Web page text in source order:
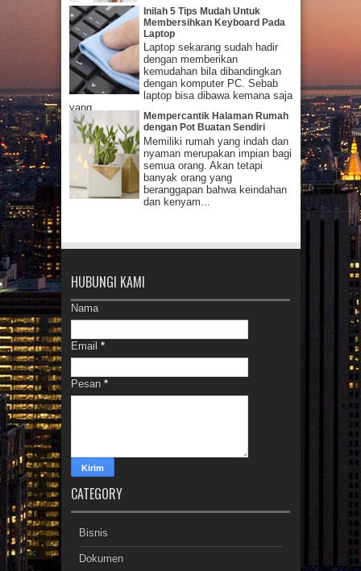
Inilah 5 Tips Mudah Untuk
Membersihkan Keyboard Pada
Laptop
Laptop sekarang sudah hadir
dengan memberikan
kemudahan bila dibandingkan
dengan komputer PC. Sebab
laptop bisa dibawa kemana saja
yang...
Mempercantik Halaman Rumah
dengan Pot Buatan Sendiri
Memiliki rumah yang indah dan
nyaman merupakan impian bagi
semua orang. Akan tetapi
banyak orang yang
beranggapan bahwa keindahan
dan kenyam...
HUBUNGI KAMI
Nama
Email *
Pesan *
CATEGORY
Bisnis
Dokumen